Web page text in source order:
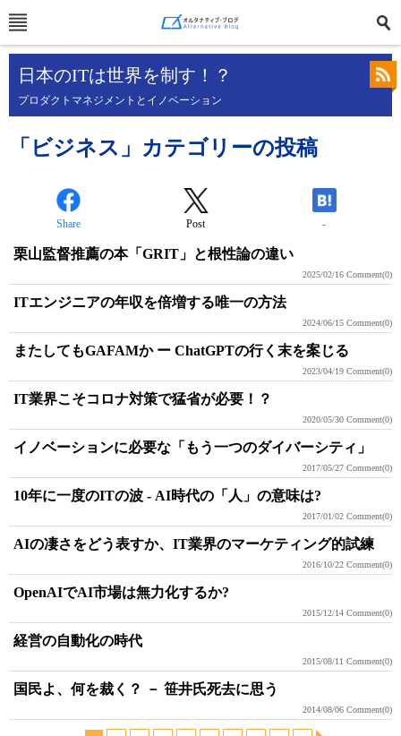
日本のITは世界を制す！？
プロダクトマネジメントとイノベーション
「ビジネス」カテゴリーの投稿
Share Post -
栗山監督推薦の本「GRIT」と根性論の違い
2025/02/16 Comment(0)
ITエンジニアの年収を倍増する唯一の方法
2024/06/15 Comment(0)
またしてもGAFAMか ー ChatGPTの行く末を案じる
2023/04/19 Comment(0)
IT業界こそコロナ対策で猛省が必要！？
2020/05/30 Comment(0)
イノベーションに必要な「もう一つのダイバーシティ」
2017/05/27 Comment(0)
10年に一度のITの波 - AI時代の「人」の意味は?
2017/01/02 Comment(0)
AIの凄さをどう表すか、IT業界のマーケティング的試練
2016/10/22 Comment(0)
OpenAIでAI市場は無力化するか?
2015/12/14 Comment(0)
経営の自動化の時代
2015/08/11 Comment(0)
国民よ、何を裁く？ － 笹井氏死去に思う
2014/08/06 Comment(0)